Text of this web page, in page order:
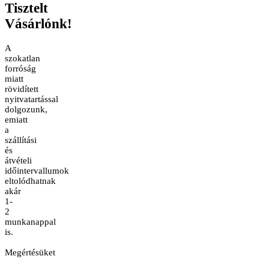
Tisztelt
Vásárlónk!
A
szokatlan
forróság
miatt
rövidített
nyitvatartással
dolgozunk,
emiatt
a
szállítási
és
átvételi
időintervallumok
eltolódhatnak
akár
1-
2
munkanappal
is.
Megértésüket